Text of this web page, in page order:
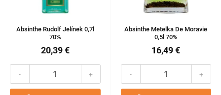
Absinthe Rudolf Jelínek 0,7l
70%
20,39 €
- +
Absinthe Metelka De Moravie
0,5l 70%
16,49 €
- +